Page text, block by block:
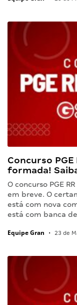
Concurso
formada!
O concurso PGE
em breve. O
está com nova
está com banca
Equipe Gran • 23 de